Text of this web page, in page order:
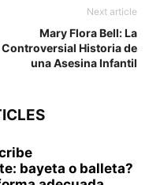
Next article
Mary Flora Bell: La
Controversial Historia de
una Asesina Infantil
bayeta o balleta?